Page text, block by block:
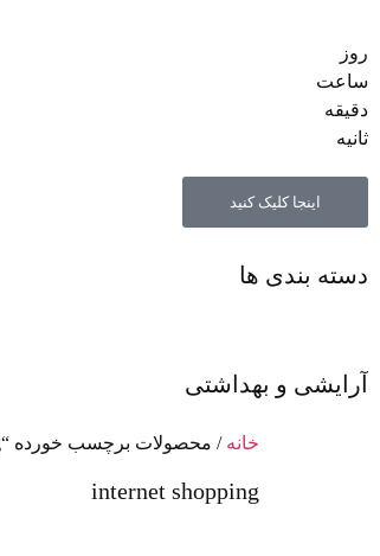
روز
ساعت‌
دقیقه
ثانیه
اینجا کلیک کنید
دسته بندی ها
آرایشی و بهداشتی
خانه / محصولات برچسب خورده “internet shopping”
internet shopping